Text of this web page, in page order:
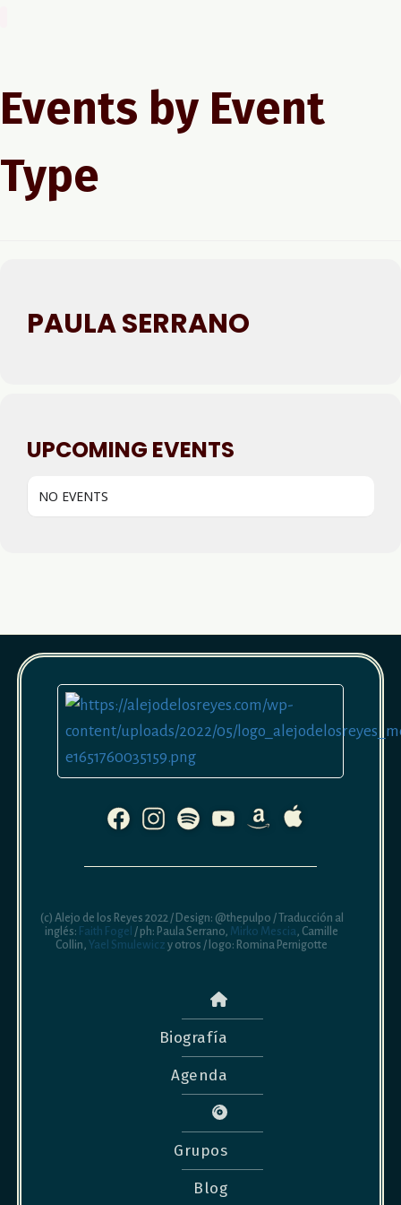
Events by Event
Type
PAULA SERRANO
UPCOMING EVENTS
NO EVENTS
(c) Alejo de los Reyes 2022 / Design: @thepulpo / Traducción al
inglés: Faith Fogel / ph: Paula Serrano, Mirko Mescia, Camille
Collin, Yael Smulewicz y otros / logo: Romina Pernigotte
Biografía
Agenda
Grupos
Blog